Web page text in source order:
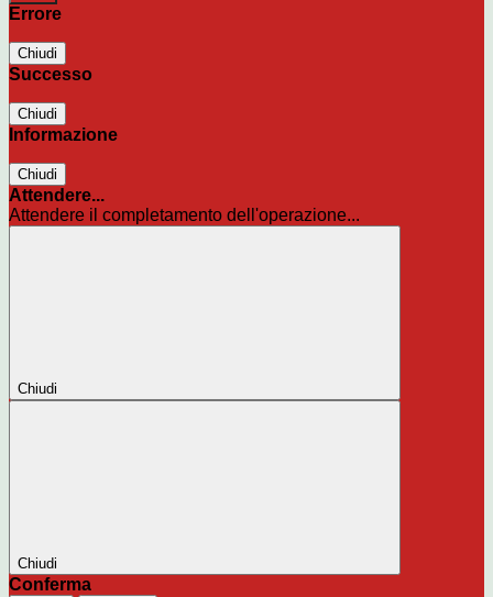
Errore
Chiudi
Successo
Chiudi
Informazione
Chiudi
Attendere...
Attendere il completamento dell'operazione...
Chiudi
Chiudi
Conferma